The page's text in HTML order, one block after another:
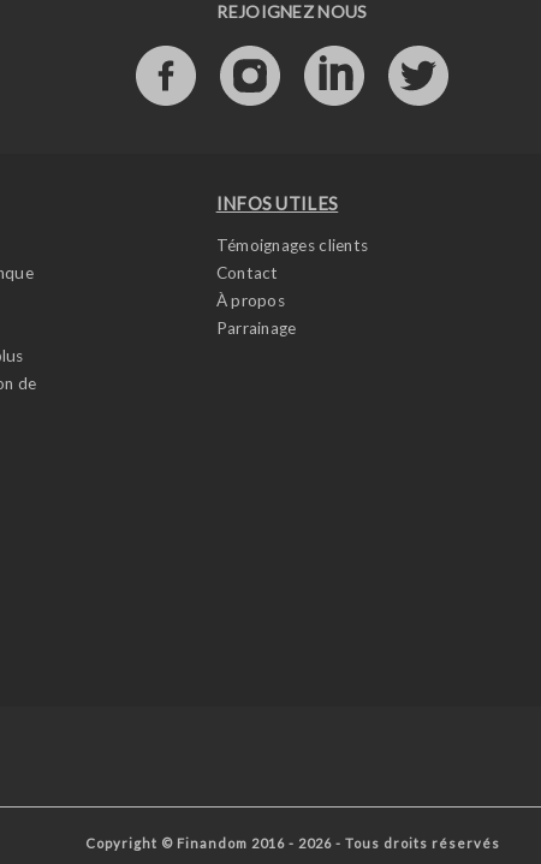
REJOIGNEZ NOUS
de
INFOS UTILES
Témoignages clients
Contact
À propos
Parrainage
Copyright © Finandom 2016 - 2026 - Tous droits réservés